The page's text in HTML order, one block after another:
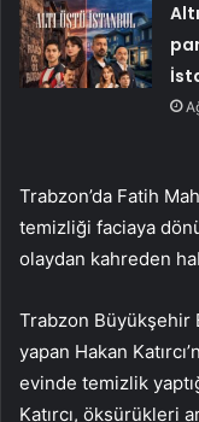
Trabzon’da Fatih
temizliği faciaya
olaydan kahreden
Trabzon Büyükşehir
yapan Hakan
evinde temizlik
Katırcı, öksürükleri